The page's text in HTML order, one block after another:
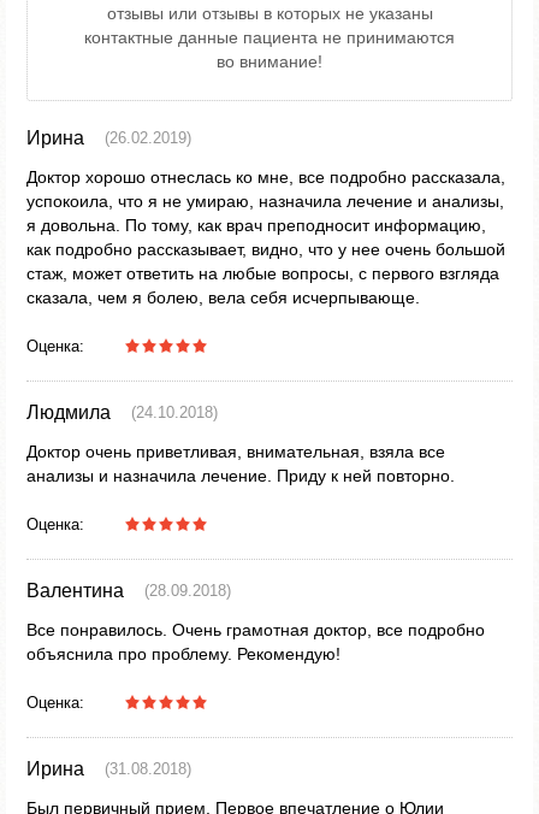
отзывы или отзывы в которых не указаны
контактные данные пациента не принимаются
во внимание!
Ирина (26.02.2019)
Доктор хорошо отнеслась ко мне, все подробно рассказала,
успокоила, что я не умираю, назначила лечение и анализы,
я довольна. По тому, как врач преподносит информацию,
как подробно рассказывает, видно, что у нее очень большой
стаж, может ответить на любые вопросы, с первого взгляда
сказала, чем я болею, вела себя исчерпывающе.
Оценка:
Людмила (24.10.2018)
Доктор очень приветливая, внимательная, взяла все
анализы и назначила лечение. Приду к ней повторно.
Оценка:
Валентина (28.09.2018)
Все понравилось. Очень грамотная доктор, все подробно
объяснила про проблему. Рекомендую!
Оценка:
Ирина (31.08.2018)
Был первичный прием. Первое впечатление о Юлии